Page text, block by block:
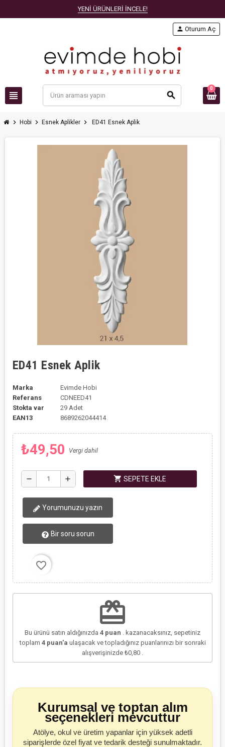
YENİ ÜRÜNLERİ İNCELE!
view_headline search
person Oturum Aç
0
chevron_right Hobi chevron_right Esnek Aplikler chevron_right ED41 Esnek Aplik
ED41 Esnek Aplik
Marka
Evimde Hobi
Referans
CDNEED41
Stokta var
29 Adet
EAN13
8689262044414
₺49,50 Vergi dahil
remove add shopping_cart SEPETE EKLE
Yorumunuzu yazın
Bir soru sorun
favorite_border
redeem
Bu ürünü satın aldığınızda 4 puan . kazanacaksınız, sepetiniz
toplam 4puan'a ulaşacak ve topladığınız puanlarınızı bir sonraki
alışverişinizde ₺0,80
Kurumsal ve toptan alım
seçenekleri mevcuttur
Atölye, okul ve üretim yapanlar için yüksek adetli
siparişlerde özel fiyat ve tedarik desteği sunulmaktadır.